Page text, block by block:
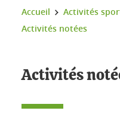
Vous êtes ici :
Accueil
Activités
Activités notées
Activités